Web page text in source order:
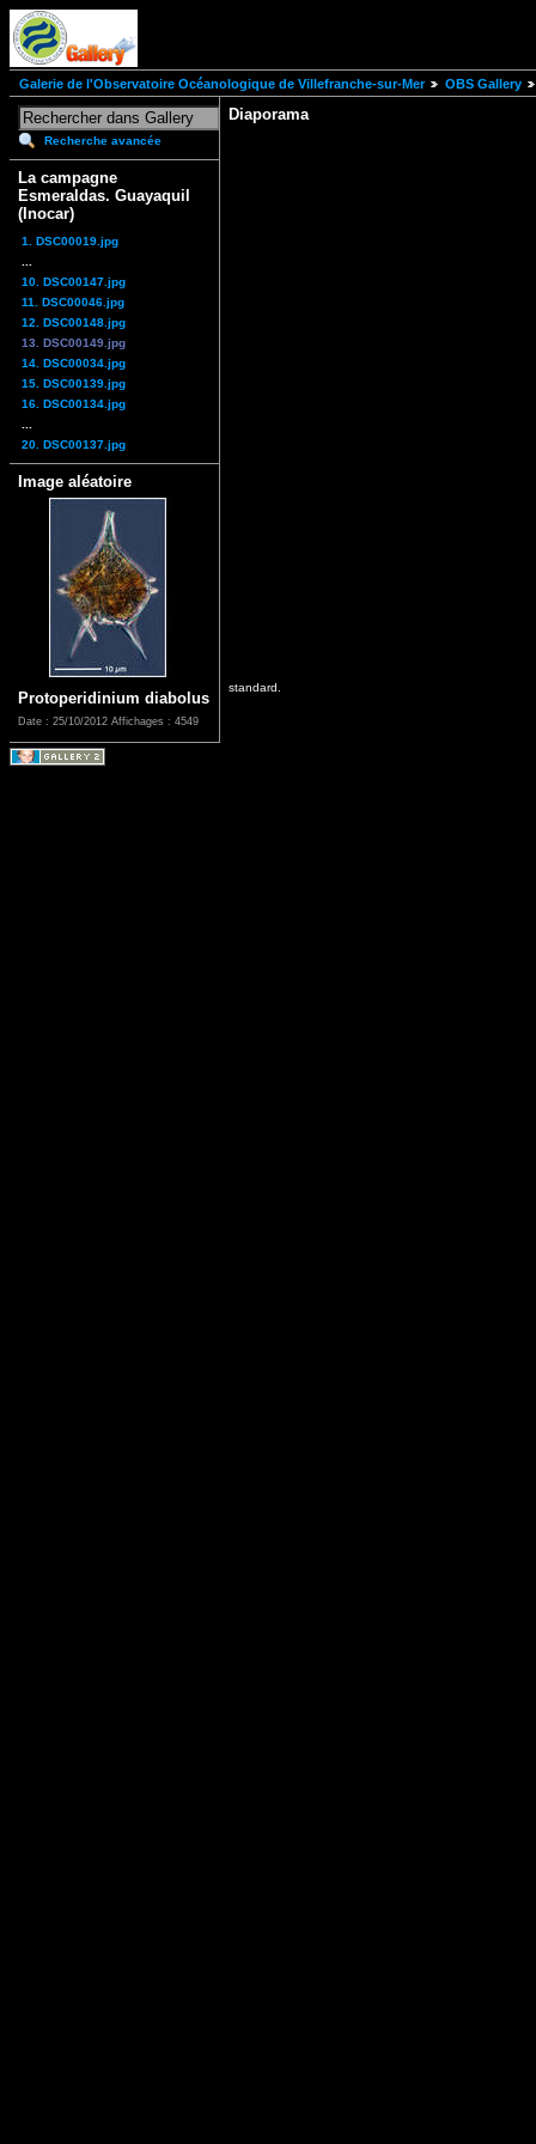
Galerie de l'Observatoire Océanologique de Villefranche-sur-Mer OBS Gallery
Recherche avancée
La campagne
Esmeraldas. Guayaquil
(Inocar)
1. DSC00019.jpg
10. DSC00147.jpg
11. DSC00046.jpg
12. DSC00148.jpg
13. DSC00149.jpg
14. DSC00034.jpg
15. DSC00139.jpg
16. DSC00134.jpg
20. DSC00137.jpg
Image aléatoire
Protoperidinium diabolus
Date : 25/10/2012 Affichages : 4549
Diaporama
standard.